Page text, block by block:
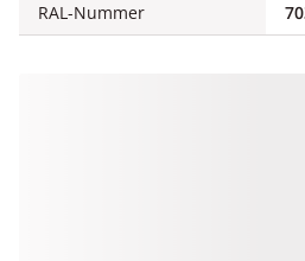
RAL-Nummer